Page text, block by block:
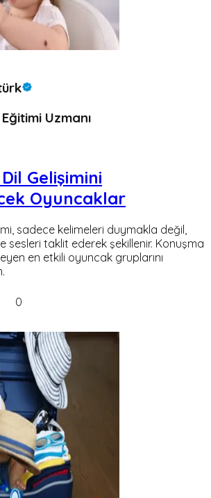
Uzmanı
Gelişimini
Oyuncaklar
sadece kelimeleri duymakla değil,
sesleri taklit ederek şekillenir. Konuşma
en etkili oyuncak gruplarını
0